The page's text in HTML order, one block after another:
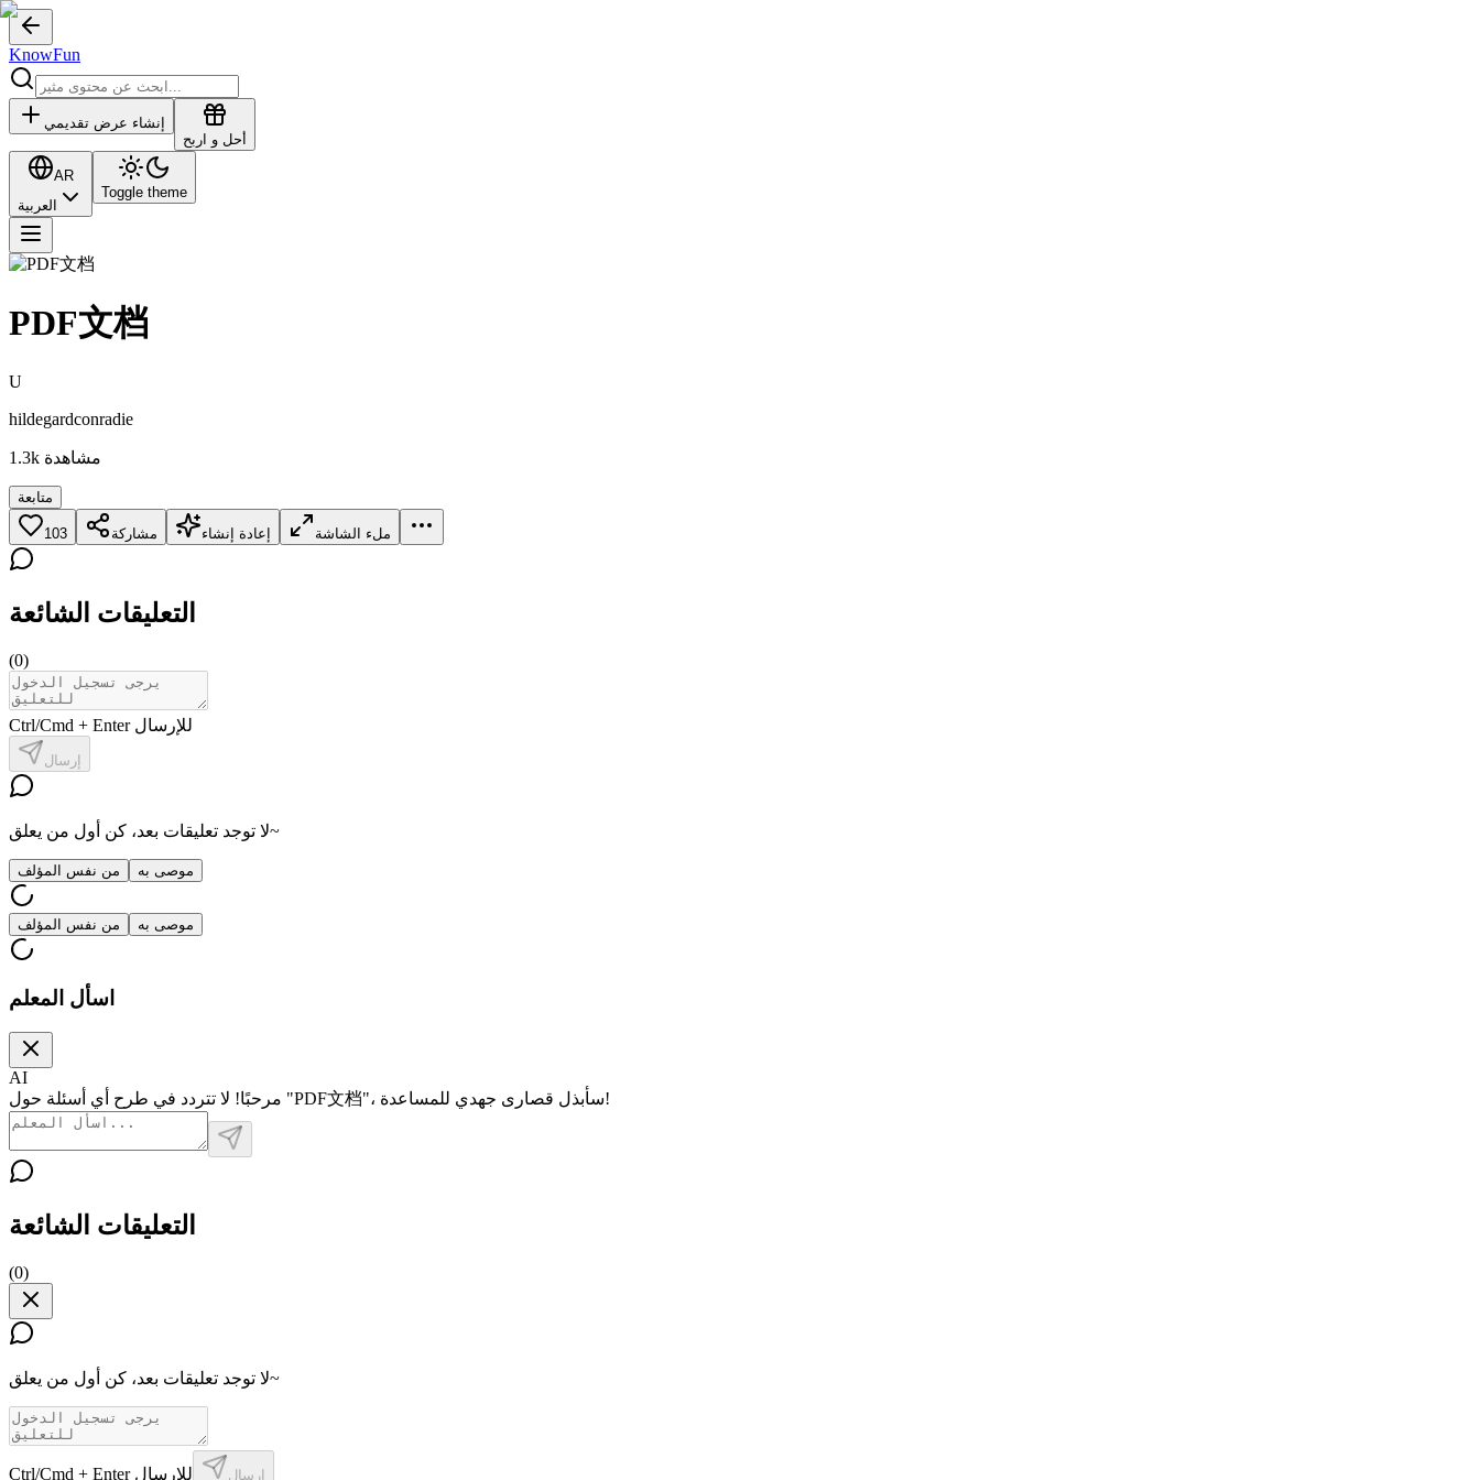
KnowFun
إنشاء عرض تقديمي
أحل و اربح
AR
العربية
Toggle theme
PDF文档
U
hildegardconradie
1.3k مشاهدة
متابعة
103 مشاركة إعادة إنشاء ملء الشاشة
التعليقات الشائعة
(0)
Ctrl/Cmd + Enter للإرسال
إرسال
لا توجد تعليقات بعد، كن أول من يعلق~
من نفس المؤلف موصى به
من نفس المؤلف موصى به
اسأل المعلم
AI
مرحبًا! لا تتردد في طرح أي أسئلة حول "PDF文档"، سأبذل قصارى جهدي للمساعدة!
التعليقات الشائعة
(0)
لا توجد تعليقات بعد، كن أول من يعلق~
Ctrl/Cmd + Enter للإرسال إرسال